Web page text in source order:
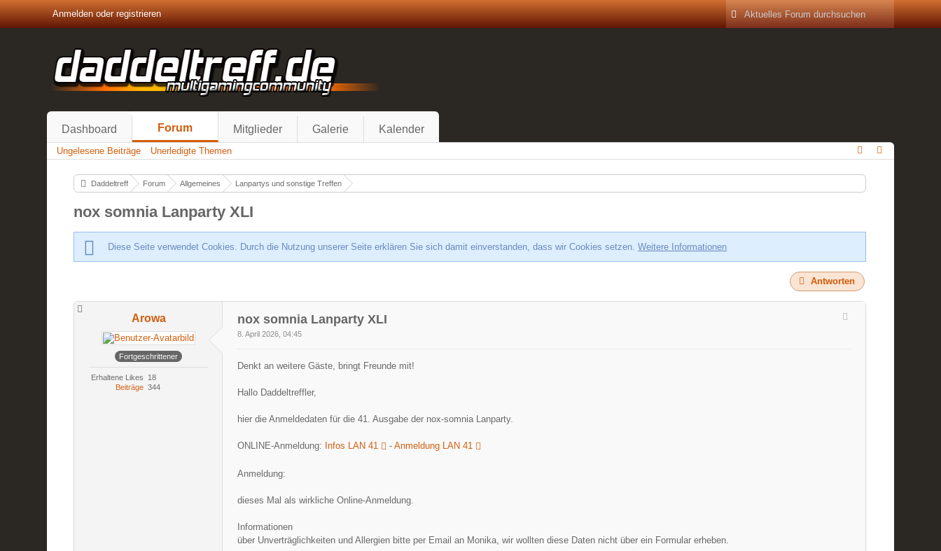
Anmelden oder registrieren
Dashboard Forum Mitglieder Galerie Kalender
Ungelesene Beiträge Unerledigte Themen
Daddeltreff Forum Allgemeines Lanpartys und sonstige Treffen
nox somnia Lanparty XLI
Diese Seite verwendet Cookies. Durch die Nutzung unserer Seite erklären Sie sich damit einverstanden, dass wir Cookies setzen.Weitere Informationen
Antworten
Arowa
Fortgeschrittener
Erhaltene Likes
18
Beiträge 344
nox somnia Lanparty XLI
8. April 2026, 04:45
Denkt an weitere Gäste, bringt Freunde mit!
Hallo Daddeltreffler,
hier die Anmeldedaten für die 41. Ausgabe der nox-somnia Lanparty.
ONLINE-Anmeldung: Infos LAN 41 -Anmeldung LAN 41
Anmeldung:
dieses Mal als wirkliche Online-Anmeldung.
Informationen
über Unverträglichkeiten und Allergien bitte per Email an Monika, wir wollten diese Daten nicht über ein Formular erheben.